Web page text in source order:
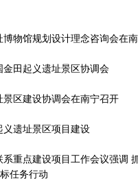
物馆规划设计理念咨询会在
田起义遗址景区协调会
区建设协调会在南宁召开
遗址景区项目建设
重点建设项目工作会议强调
任务行动